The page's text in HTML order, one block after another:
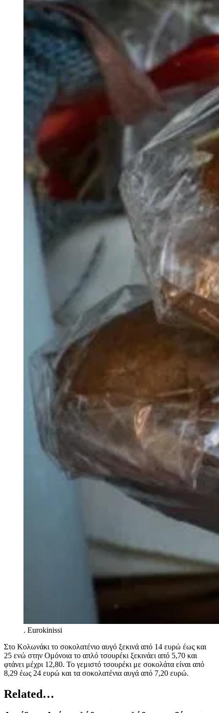
. Eurokinissi
Στο Κολωνάκι το σοκολατένιο αυγό ξεκινά από 14 ευρώ έως και
25 ενώ στην Ομόνοια το απλό τσουρέκι ξεκινάει από 5,70 και
φτάνει μέχρι 12,80. Το γεμιστό τσουρέκι με σοκολάτα είναι από
8,29 έως 24 ευρώ και τα σοκολατένια αυγά από 7,20 ευρώ.
Related…